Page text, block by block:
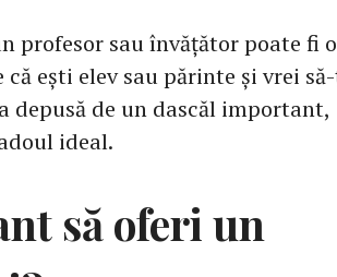
profesor sau învățător poate fi o
ești elev sau părinte și vrei
de un dascăl important,
ideal.
să oferi un